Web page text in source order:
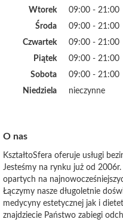
Wtorek
09:00 - 21:00
Środa
09:00 - 21:00
Czwartek
09:00 - 21:00
Piątek
09:00 - 21:00
Sobota
09:00 - 21:00
Niedziela
nieczynne
O nas
KształtoSfera oferuje usługi
Jesteśmy na rynku już od
opartych na
Łączymy nasze długoletnie
medycyny estetycznej jak i
znajdziecie Państwo zabiegi